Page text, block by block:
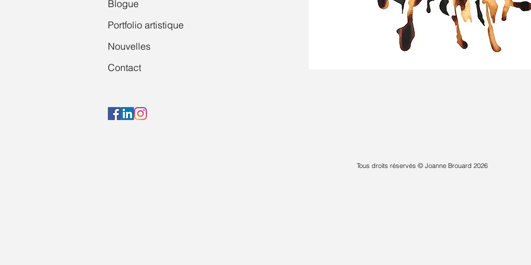
Blogue
Portfolio artistique
Nouvelles
Contact
Tous droits réservés © Joanne Brouard 2026